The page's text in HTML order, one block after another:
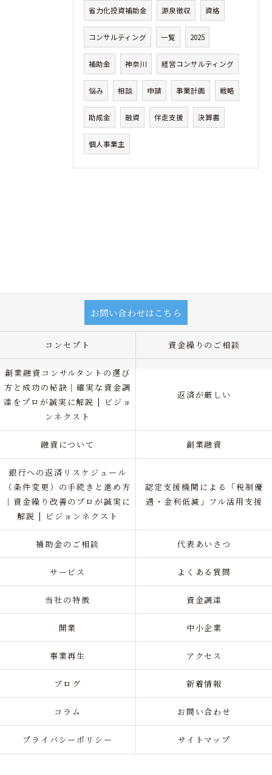
省力化投資補助金 源泉徴収 資格
コンサルティング 一覧 2025
補助金 神奈川 経営コンサルティング
悩み 相談 申請 事業計画 戦略
助成金 融資 伴走支援 決算書
個人事業主
お問い合わせはこちら
コンセプト 資金繰りのご相談
創業融資コンサルタントの選び
方と成功の秘訣｜確実な資金調
達をプロが誠実に解説 | ビジョ
ンネクスト
返済が厳しい
融資について 創業融資
銀行への返済リスケジュール
（条件変更）の手続きと進め方
｜資金繰り改善のプロが誠実に
解説 | ビジョンネクスト
認定支援機関による「税制優
遇・金利低減」フル活用支援
補助金のご相談 代表あいさつ
サービス よくある質問
当社の特徴 資金調達
開業 中小企業
事業再生 アクセス
ブログ 新着情報
コラム お問い合わせ
プライバシーポリシー サイトマップ